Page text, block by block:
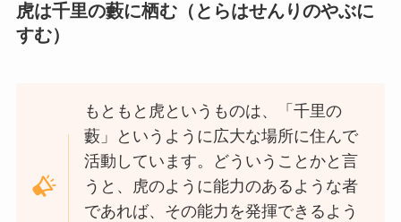
虎は千里の藪に栖む（とらはせんりのやぶに
すむ）
もともと虎というものは、「千里の
藪」というように広大な場所に住んで
活動しています。どういうことかと言
うと、虎のように能力のあるような者
であれば、その能力を発揮できるよう